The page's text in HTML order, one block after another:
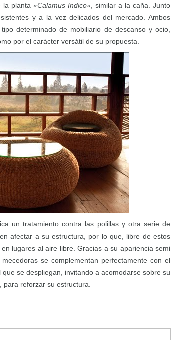
la planta «Calamus Indico», similar a la caña. Junto
y a la vez delicados del mercado. Ambos
determinado de mobiliario de descanso y ocio,
por el carácter versátil de su propuesta.
un tratamiento contra las polillas y otra serie de
afectar a su estructura, por lo que, libre de estos
lugares al aire libre. Gracias a su apariencia semi
se complementan perfectamente con el
se despliegan, invitando a acomodarse sobre su
para reforzar su estructura.